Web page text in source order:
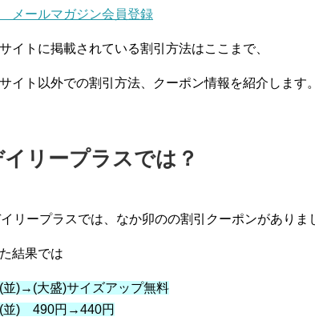
メールマガジン会員登録
イトに掲載されている割引方法はここまで、
イト以外での割引方法、クーポン情報を紹介します。
リープラスでは？
リープラスでは、なか卯のの割引クーポンがありま
結果では
(並)→(大盛)サイズアップ無料
(並) 490円→440円